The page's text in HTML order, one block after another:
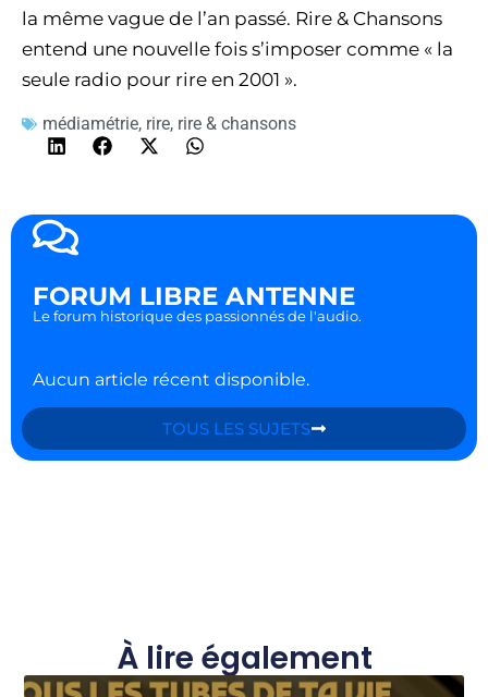
la même vague de l’an passé. Rire & Chansons
entend une nouvelle fois s’imposer comme « la
seule radio pour rire en 2001 ».
médiamétrie, rire, rire & chansons
FORUM LIBRE ANTENNE
Le forum historique des passionnés de l'audio.
Aucun article récent disponible.
TOUS LES SUJETS
À lire également